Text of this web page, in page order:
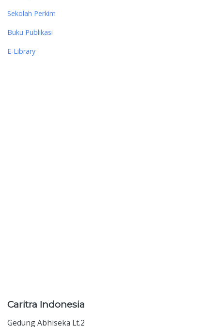
Sekolah Perkim
Buku Publikasi
E-Library
Caritra Indonesia
Gedung Abhiseka Lt.2